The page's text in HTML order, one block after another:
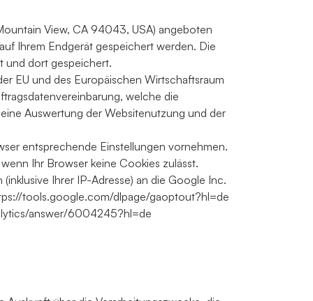
View, CA 94043, USA) angeboten
Ihrem Endgerät gespeichert werden. Die
und dort gespeichert.
EU und des Europäischen Wirtschaftsraum
welche die
Auswertung der Websitenutzung und der
entsprechende Einstellungen vornehmen.
Ihr Browser keine Cookies zulässt.
Ihrer IP-Adresse) an die Google Inc.
tools.google.com/dlpage/gaoptout?hl=de
answer/6004245?hl=de